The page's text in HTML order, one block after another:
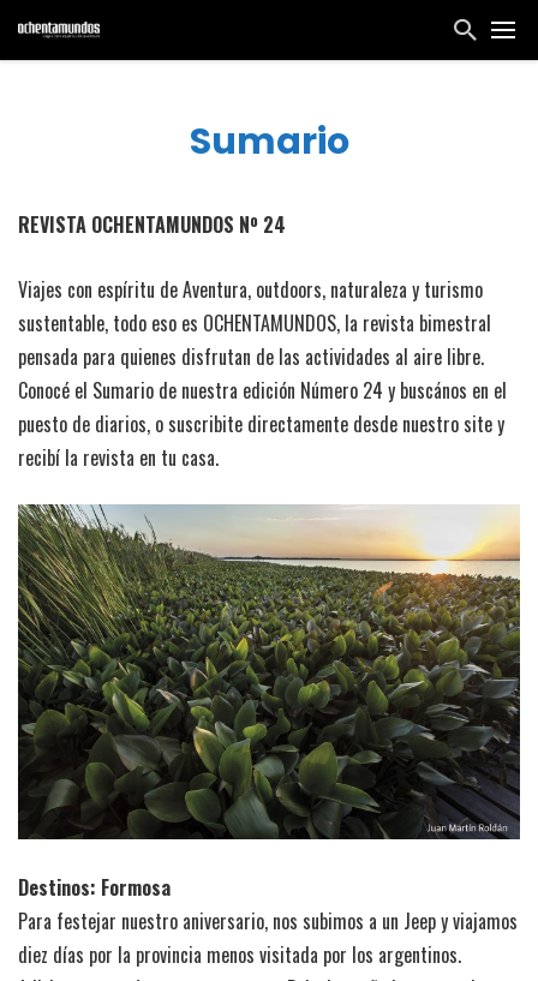
Sumario
REVISTA OCHENTAMUNDOS Nº 24
Viajes con espíritu de Aventura, outdoors, naturaleza y turismo
sustentable, todo eso es OCHENTAMUNDOS, la revista bimestral
pensada para quienes disfrutan de las actividades al aire libre.
Conocé el Sumario de nuestra edición Número 24 y buscános en el
puesto de diarios, o suscribite directamente desde nuestro site y
recibí la revista en tu casa.
Destinos: Formosa
Para festejar nuestro aniversario, nos subimos a un Jeep y viajamos
diez días por la provincia menos visitada por los argentinos.